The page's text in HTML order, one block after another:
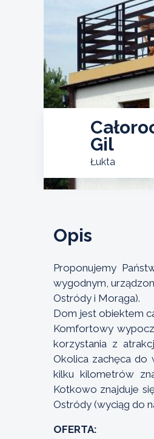
Gil
Łukta
Opis
Proponujemy
wygodnym,
Ostródy i Morąga).
Dom jest obiektem
Komfortowy
korzystania z
Okolica zachęca do
kilku kilometrów
Kotkowo znajduje
Ostródy (wyciąg do
OFERTA: